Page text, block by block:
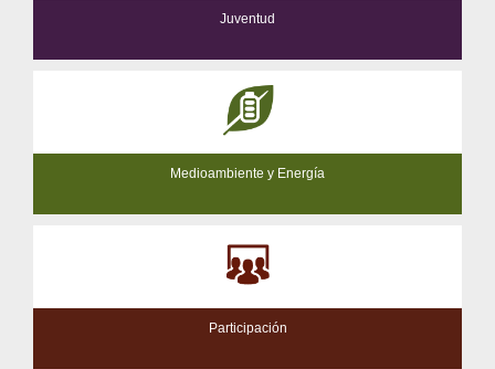
Juventud
Medioambiente y Energía
Participación